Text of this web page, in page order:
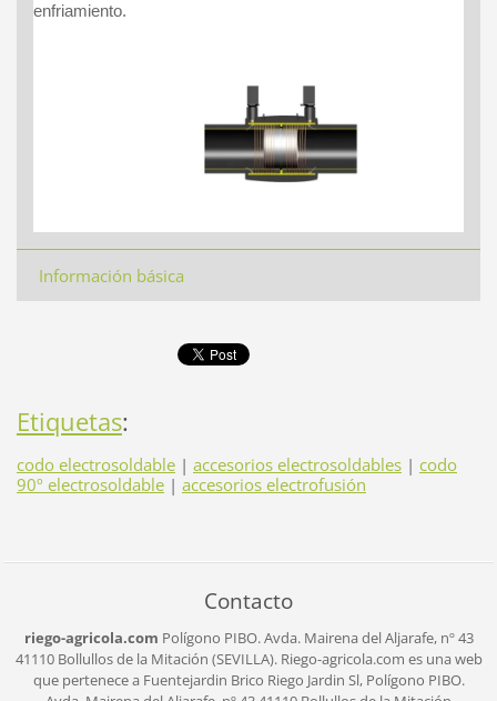
enfriamiento.
Información básica
Etiquetas:
codo electrosoldable | accesorios electrosoldables | codo
90º electrosoldable | accesorios electrofusión
Contacto
riego-agricola.com Polígono PIBO.Avda. Mairena del Aljarafe, nº 43
41110 Bollullos de la Mitación (SEVILLA). Riego-agricola.com es una web
que pertenece a Fuentejardin Brico Riego Jardin Sl,Polígono PIBO.